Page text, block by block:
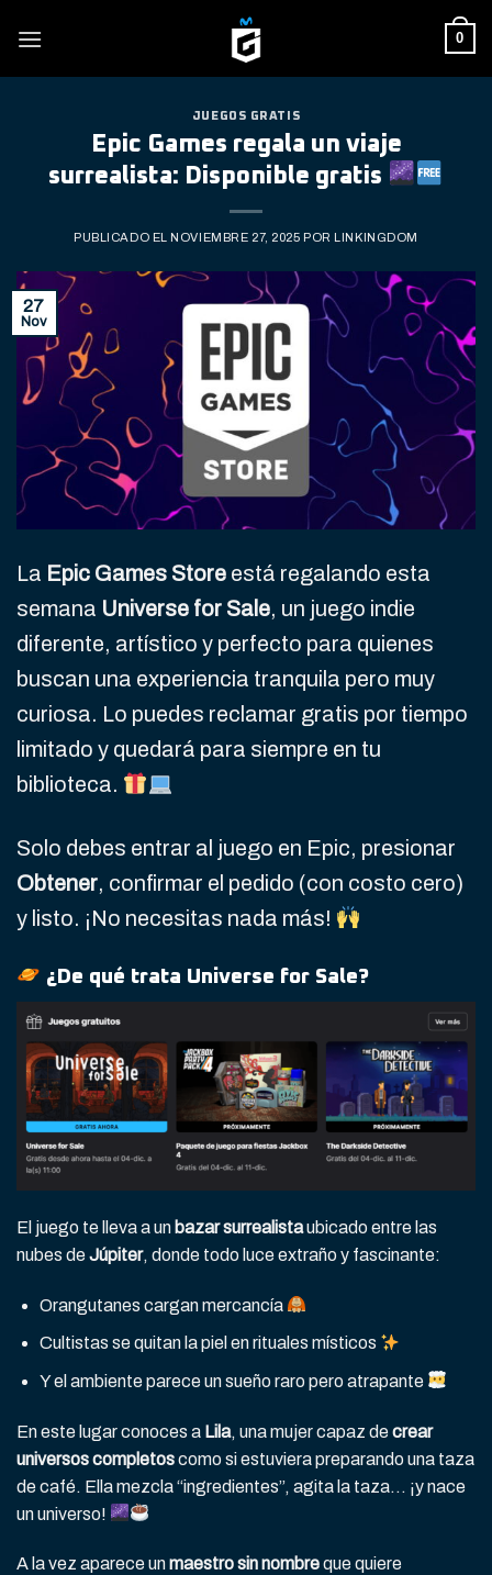
0
JUEGOS GRATIS
Epic Games regala un viaje
surrealista: Disponible gratis
PUBLICADO EL NOVIEMBRE 27, 2025 POR LINKINGDOM
27
Nov
La Epic Games Store está regalando esta
semana Universe for Sale, un juego indie
diferente, artístico y perfecto para quienes
buscan una experiencia tranquila pero muy
curiosa. Lo puedes reclamar gratis por tiempo
limitado y quedará para siempre en tu
biblioteca.
Solo debes entrar al juego en Epic, presionar
Obtener, confirmar el pedido (con costo cero)
y listo. ¡No necesitas nada más!
¿De qué trata Universe for Sale?
El juego te lleva a un bazar surrealistaubicado entre las
nubes deJúpiter, donde todo luce extraño y fascinante:
Orangutanes cargan mercancía
Cultistas se quitan la piel en rituales místicos
Y el ambiente parece un sueño raro pero atrapante
En este lugar conoces a Lila, una mujer capaz decrear
universos completoscomo si estuviera preparando una taza
de café. Ella mezcla “ingredientes”, agita la taza… ¡y nace
un universo!
A la vez aparece unmaestro sin nombreque quiere